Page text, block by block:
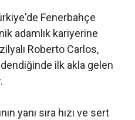
Fenerbahçe
adamlık kariyerine
Roberto Carlos,
ilk akla gelen
yanı sıra hızı ve sert